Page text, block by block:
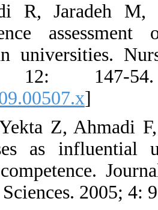
4. Safadi R,
Competence
Jordanian
2010; 12:
2018.2009.00507.x
5. ParsaYekta Z,
by nurses as
clinical
Medical Sciences.